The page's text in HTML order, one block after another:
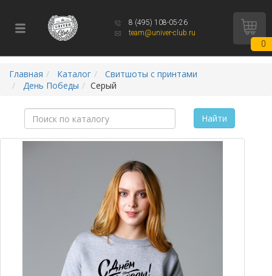
8 (495) 108-05-26
team@univer-club.ru
0
Главная Каталог
Свитшоты c принтами
День Победы
Серый
Найти